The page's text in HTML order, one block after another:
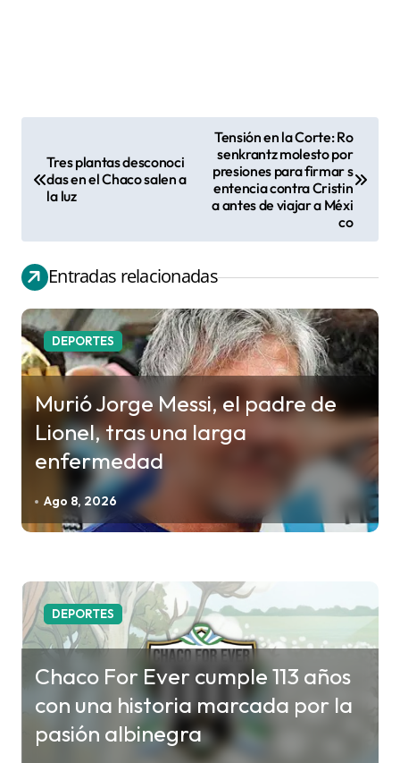
a
c
i
ó
n
d
t
a
d
a
Tres plantas desconoci
das en el Chaco salen a
la luz
Tensión en la Corte: Ro
senkrantz molesto por
presiones para firmar s
entencia contra Cristin
a antes de viajar a Méxi
co
Entradas relacionadas
DEPORTES
Murió Jorge Messi, el padre de
Lionel, tras una larga
enfermedad
Ago 8, 2026
DEPORTES
Chaco For Ever cumple 113 años
con una historia marcada por la
pasión albinegra